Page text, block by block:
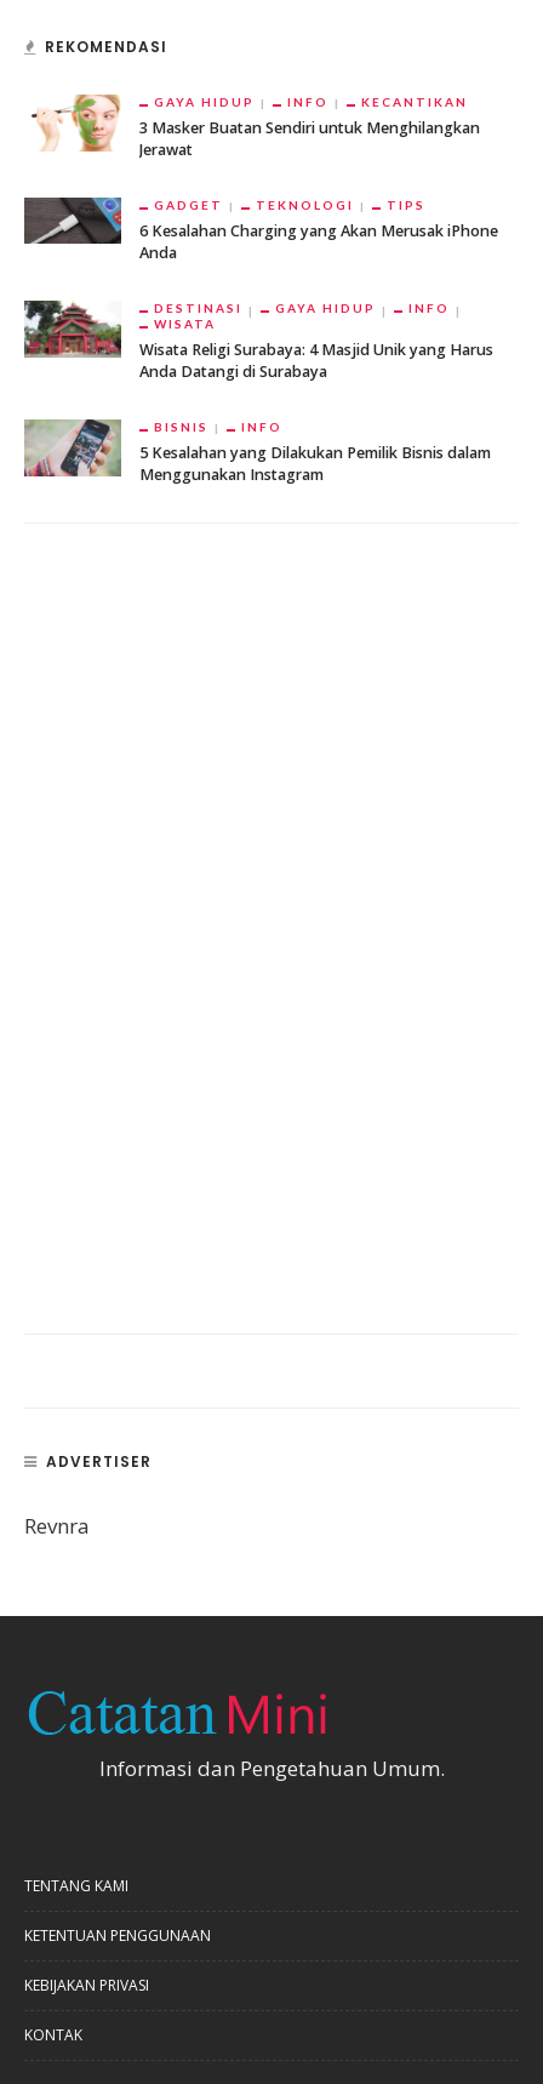
REKOMENDASI
GAYA HIDUP INFO KECANTIKAN
3 Masker Buatan Sendiri untuk Menghilangkan
Jerawat
GADGET TEKNOLOGI TIPS
6 Kesalahan Charging yang Akan Merusak iPhone
Anda
DESTINASI GAYA HIDUP
INFO
WISATA
Wisata Religi Surabaya: 4 Masjid Unik yang Harus
Anda Datangi di Surabaya
BISNIS INFO
5 Kesalahan yang Dilakukan Pemilik Bisnis dalam
Menggunakan Instagram
ADVERTISER
Revnra
Informasi dan Pengetahuan Umum.
TENTANG KAMI
KETENTUAN PENGGUNAAN
KEBIJAKAN PRIVASI
KONTAK